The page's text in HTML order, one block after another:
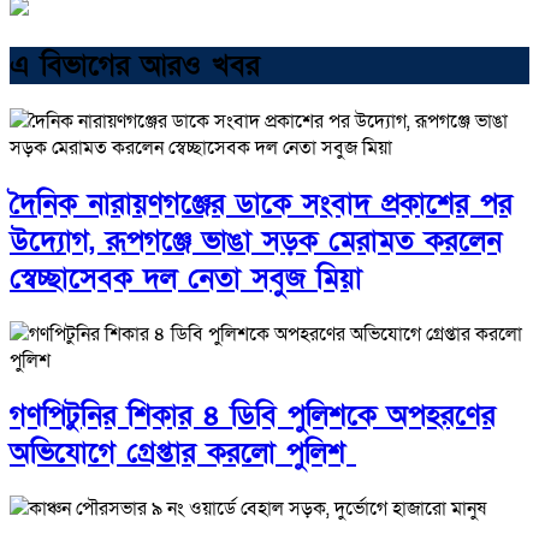
এ বিভাগের আরও খবর
দৈনিক নারায়ণগঞ্জের ডাকে সংবাদ প্রকাশের পর
উদ্যোগ, রূপগঞ্জে ভাঙা সড়ক মেরামত করলেন
স্বেচ্ছাসেবক দল নেতা সবুজ মিয়া
গণপিটুনির শিকার ৪ ডিবি পুলিশকে অপহরণের
অভিযোগে গ্রেপ্তার করলো পুলিশ